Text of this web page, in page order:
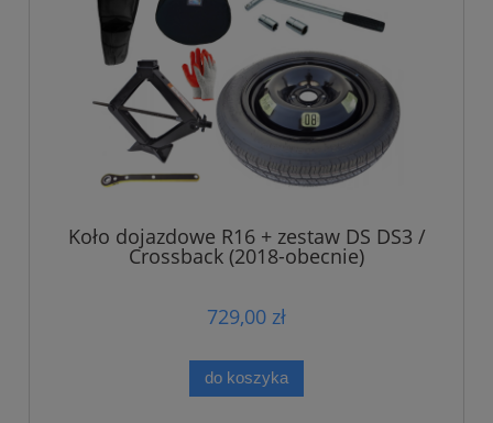
Koło dojazdowe R16 + zestaw DS DS3 /
Crossback (2018-obecnie)
729,00 zł
do koszyka